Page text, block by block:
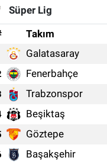
Süper Lig
Takım
Galatasaray
Fenerbahçe
Trabzonspor
Beşiktaş
Göztepe
Başakşehir